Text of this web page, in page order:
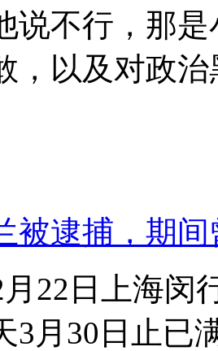
说不行，那
，以及对政
被逮捕，期
月22日上海
3月30日止已